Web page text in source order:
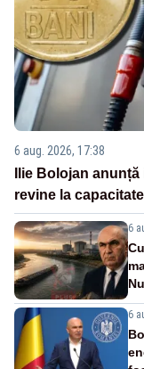
6 aug. 2026, 17:38
Ilie Bolojan
revine la
6
6